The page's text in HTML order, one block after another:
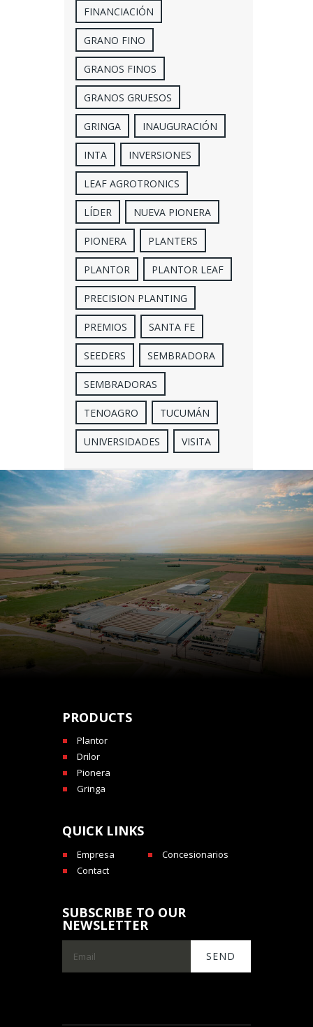
FINANCIACIÓN
GRANO FINO
GRANOS FINOS
GRANOS GRUESOS
GRINGA INAUGURACIÓN
INTA INVERSIONES
LEAF AGROTRONICS
LÍDER NUEVA PIONERA
PIONERA PLANTERS
PLANTOR PLANTOR LEAF
PRECISION PLANTING
PREMIOS SANTA FE
SEEDERS SEMBRADORA
SEMBRADORAS
TENOAGRO TUCUMÁN
UNIVERSIDADES VISITA
PRODUCTS
Plantor
Drilor
Pionera
Gringa
QUICK LINKS
Empresa
Concesionarios
Contact
SUBSCRIBE TO OUR
NEWSLETTER